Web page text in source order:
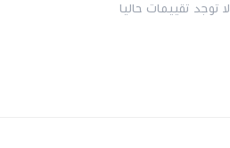
لا توجد تقييمات حاليا